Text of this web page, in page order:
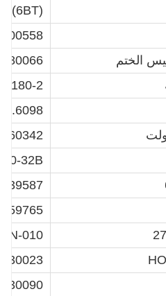
(6BT)EQB210-20
2
32B
010